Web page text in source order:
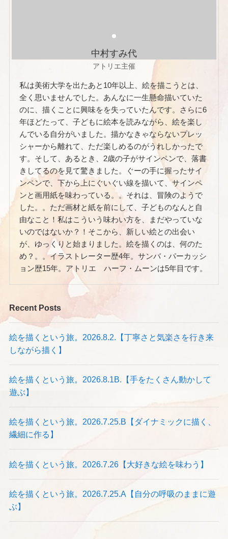
中村すみ代
アトリエ主催
私は美術大学を出たあと10年以上、絵を描こうとは、
全く思いませんでした。あんなに一生懸命描いていた
のに、描くことに興味をを失っていたんです。さらに6
年ほどたって、子どもに絵本を読みながら、絵を楽し
んでいる自分がいました。描かなきゃならないプレッ
シャーから離れて、ただ楽しめるのがうれしかったで
す。そして、あるとき、2歳の子がサインペンで、落書
きしてるのを見て驚きました。ぐーの手に握ったサイ
ンペンで、下から上にぐいぐい線を描いて、サインペ
ンと画用紙を味わっている。。それは、冒険のようで
した。。ただ画材と紙を前にして、子どものなんと自
由なこと！私はこういう味わい方を、まだやっていな
いのではないか？！そこから、新しい絵との出会い
が、ゆっくりと始まりました。絵を描くのは、何のた
め？。。イラストレーター歴4年。サンバ・パーカッシ
ョン歴15年。アトリエ ハーフ・ムーンは5年目です。
Recent Posts
絵を描くという旅。2026.8.2.【丁寧さと気楽さを行き来
しながら描く】
絵を描くという旅。2026.8.1B.【手をたくさん動かして
遊ぶ】
絵を描くという旅。2026.7.25.B【ダイナミックに描く、
繊細に作る】
絵を描くという旅。2026.7.26【大好きな絵を味わう】
絵を描くという旅。2026.7.25.A【自分の呼吸のままに遊
ぶ】